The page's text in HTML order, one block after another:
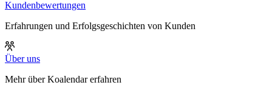
Kundenbewertungen
Erfahrungen und Erfolgsgeschichten von Kunden
Über uns
Mehr über Koalendar erfahren